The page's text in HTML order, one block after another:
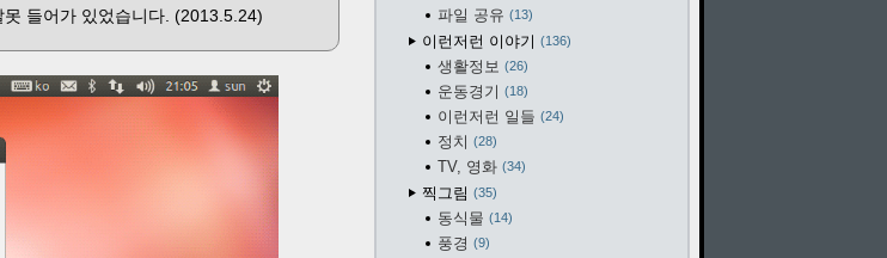
들어가 있었습니다. (2013.5.24)
파일 공유 13
이런저런 이야기 136
생활정보 26
운동경기 18
이런저런 일들 24
정치 28
TV, 영화 34
찍그림 35
동식물 14
풍경 9